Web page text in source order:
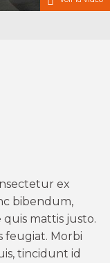
ex
bibendum,
mattis justo.
feugiat. Morbi
tincidunt id